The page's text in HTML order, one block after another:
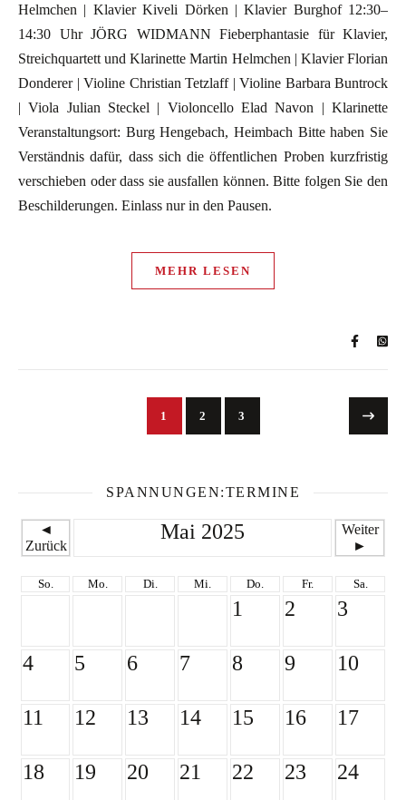
Helmchen | Klavier Kiveli Dörken | Klavier Burghof 12:30–
14:30 Uhr JÖRG WIDMANN Fieberphantasie für Klavier,
Streichquartett und Klarinette Martin Helmchen | Klavier Florian
Donderer | Violine Christian Tetzlaff | Violine Barbara Buntrock
| Viola Julian Steckel | Violoncello Elad Navon | Klarinette
Veranstaltungsort: Burg Hengebach, Heimbach Bitte haben Sie
Verständnis dafür, dass sich die öffentlichen Proben kurzfristig
verschieben oder dass sie ausfallen können. Bitte folgen Sie den
Beschilderungen. Einlass nur in den Pausen.
MEHR LESEN
1 2 3
SPANNUNGEN:TERMINE
◄
Zurück
Mai 2025
Weiter
►
So. Mo. Di. Mi. Do. Fr. Sa.
1 2 3
4 5 6 7 8 9 10
11 12 13 14 15 16 17
18 19 20 21 22 23 24